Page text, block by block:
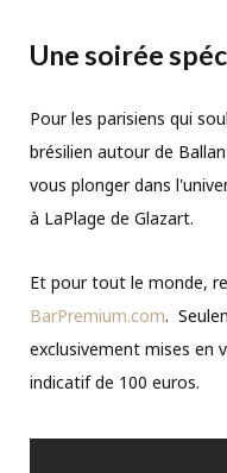
Une soirée
Pour les parisiens qui
brésilien autour de
vous plonger dans
à LaPlage de Glazart.
Et pour tout le monde,
BarPremium.com.
exclusivement mises en
indicatif de 100 euros.